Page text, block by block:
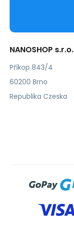
NANOSHOP s.r.o.
Příkop 843/4
60200 Brno
Republika Czeska